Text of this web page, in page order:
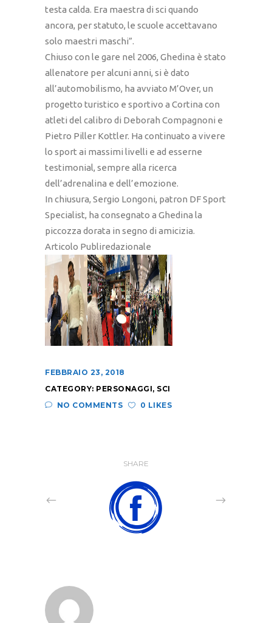
testa calda. Era maestra di sci quando
ancora, per statuto, le scuole accettavano
solo maestri maschi”.
Chiuso con le gare nel 2006, Ghedina è stato
allenatore per alcuni anni, si è dato
all’automobilismo, ha avviato M’Over, un
progetto turistico e sportivo a Cortina con
atleti del calibro di Deborah Compagnoni e
Pietro Piller Kottler. Ha continuato a vivere
lo sport ai massimi livelli e ad esserne
testimonial, sempre alla ricerca
dell’adrenalina e dell’emozione.
In chiusura, Sergio Longoni, patron DF Sport
Specialist, ha consegnato a Ghedina la
piccozza dorata in segno di amicizia.
Articolo Publiredazionale
FEBBRAIO 23, 2018
CATEGORY: PERSONAGGI, SCI
NO COMMENTS
0 LIKES
SHARE